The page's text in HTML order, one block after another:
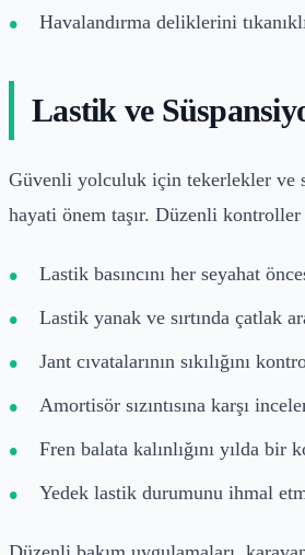
Havalandırma deliklerini
Lastik ve
Güvenli yolculuk için tekerlekler ve
hayati önem taşır. Düzenli kontroller
Lastik basıncını her seyahat
Lastik yanak ve sırtında çatlak
Jant cıvatalarının sıkılığını
Amortisör sızıntısına karşı
Fren balata kalınlığını yılda bir
Yedek lastik durumunu ihmal